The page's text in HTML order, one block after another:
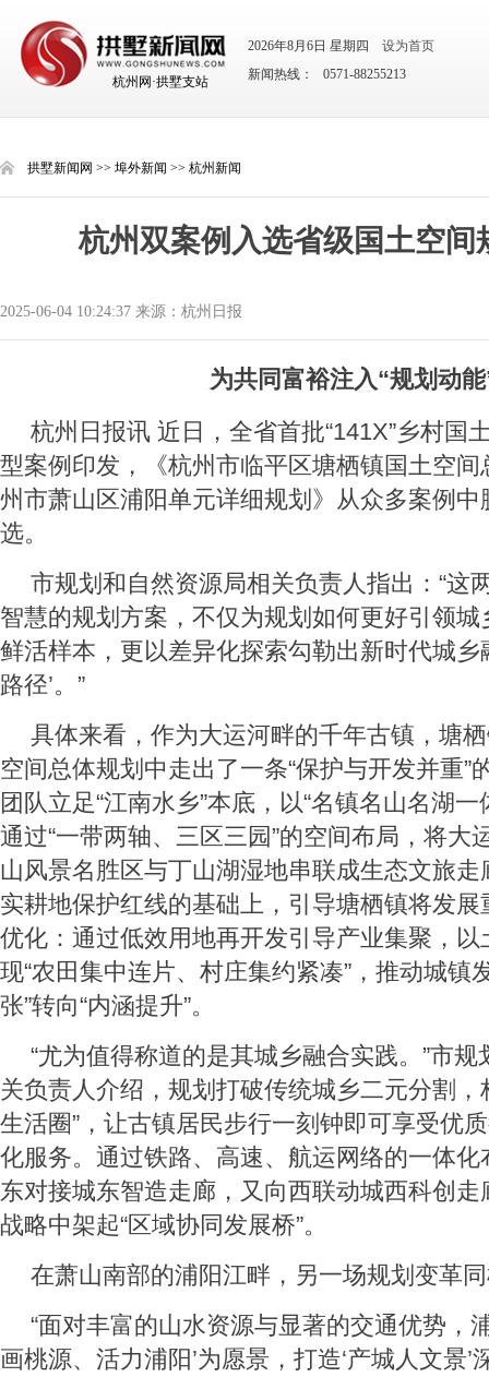
杭州网·拱墅支站
2026年8月6日 星期四
设为首页
新闻热线： 0571-88255213
拱墅新闻网 >> 埠外新闻 >> 杭州新闻
杭州双案例入选省级国土空间
2025-06-04 10:24:37 来源：杭州日报
为共同富裕注入“规划动
杭州日报讯 近日，全省首批“141X”乡村国
型案例印发，《杭州市临平区塘栖镇国土空
州市萧山区浦阳单元详细规划》从众多案例
选。
市规划和自然资源局相关负责人指出：“这
智慧的规划方案，不仅为规划如何更好引领
鲜活样本，更以差异化探索勾勒出新时代城乡
路径’。”
具体来看，作为大运河畔的千年古镇，塘
空间总体规划中走出了一条“保护与开发并重”
团队立足“江南水乡”本底，以“名镇名山名湖
通过“一带两轴、三区三园”的空间布局，将大
山风景名胜区与丁山湖湿地串联成生态文旅
实耕地保护红线的基础上，引导塘栖镇将发
优化：通过低效用地再开发引导产业集聚，以
现“农田集中连片、村庄集约紧凑”，推动城镇
张”转向“内涵提升”。
“尤为值得称道的是其城乡融合实践。”市
关负责人介绍，规划打破传统城乡二元分割，
生活圈”，让古镇居民步行一刻钟即可享受优
化服务。通过铁路、高速、航运网络的一体
东对接城东智造走廊，又向西联动城西科创
战略中架起“区域协同发展桥”。
在萧山南部的浦阳江畔，另一场规划变革
“面对丰富的山水资源与显著的交通优势，
画桃源、活力浦阳’为愿景，打造‘产城人文景’